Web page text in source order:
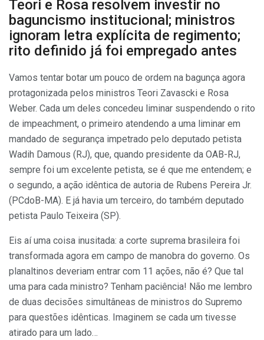
Teori e Rosa resolvem investir no
baguncismo institucional; ministros
ignoram letra explícita de regimento;
rito definido já foi empregado antes
Vamos tentar botar um pouco de ordem na bagunça agora
protagonizada pelos ministros Teori Zavascki e Rosa
Weber. Cada um deles concedeu liminar suspendendo o rito
de impeachment, o primeiro atendendo a uma liminar em
mandado de segurança impetrado pelo deputado petista
Wadih Damous (RJ), que, quando presidente da OAB-RJ,
sempre foi um excelente petista, se é que me entendem; e
o segundo, a ação idêntica de autoria de Rubens Pereira Jr.
(PCdoB-MA). E já havia um terceiro, do também deputado
petista Paulo Teixeira (SP).
Eis aí uma coisa inusitada: a corte suprema brasileira foi
transformada agora em campo de manobra do governo. Os
planaltinos deveriam entrar com 11 ações, não é? Que tal
uma para cada ministro? Tenham paciência! Não me lembro
de duas decisões simultâneas de ministros do Supremo
para questões idênticas. Imaginem se cada um tivesse
atirado para um lado…